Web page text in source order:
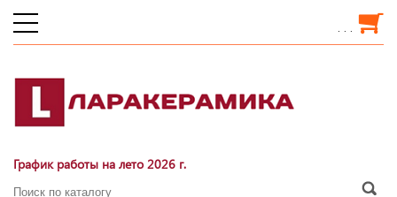
. . .
График работы на лето 2026 г.